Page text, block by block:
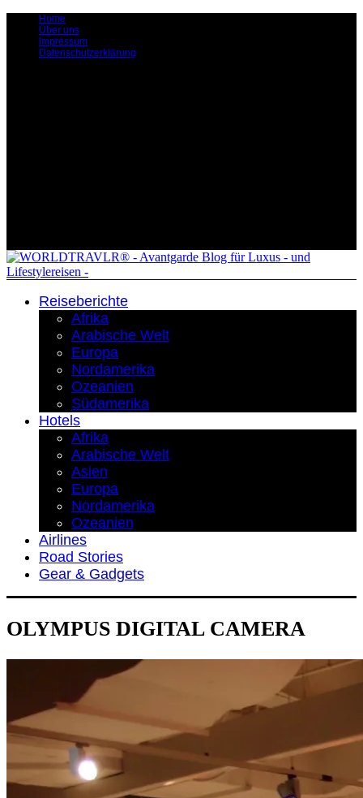
Home
Über uns
Impressum
Datenschutzerklärung
Reiseberichte
Afrika
Arabische Welt
Europa
Nordamerika
Ozeanien
Südamerika
Hotels
Afrika
Arabische Welt
Asien
Europa
Nordamerika
Ozeanien
Airlines
Road Stories
Gear & Gadgets
OLYMPUS DIGITAL CAMERA